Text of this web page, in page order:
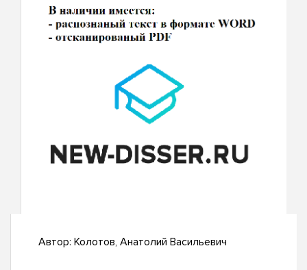
Автор: Колотов, Анатолий Васильевич